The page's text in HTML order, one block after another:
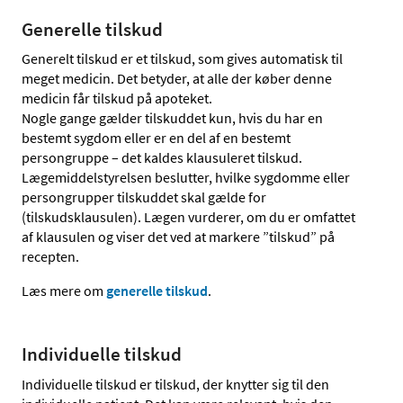
Generelle tilskud
Generelt tilskud er et tilskud, som gives automatisk til
meget medicin. Det betyder, at alle der køber denne
medicin får tilskud på apoteket.
Nogle gange gælder tilskuddet kun, hvis du har en
bestemt sygdom eller er en del af en bestemt
persongruppe – det kaldes klausuleret tilskud.
Lægemiddelstyrelsen beslutter, hvilke sygdomme eller
persongrupper tilskuddet skal gælde for
(tilskudsklausulen). Lægen vurderer, om du er omfattet
af klausulen og viser det ved at markere ”tilskud” på
recepten.
Læs mere om generelle tilskud.
Individuelle tilskud
Individuelle tilskud er tilskud, der knytter sig til den